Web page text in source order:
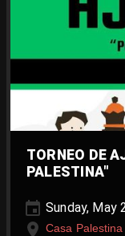
TORNEO DE
PALESTINA"
Sunday, May
Casa